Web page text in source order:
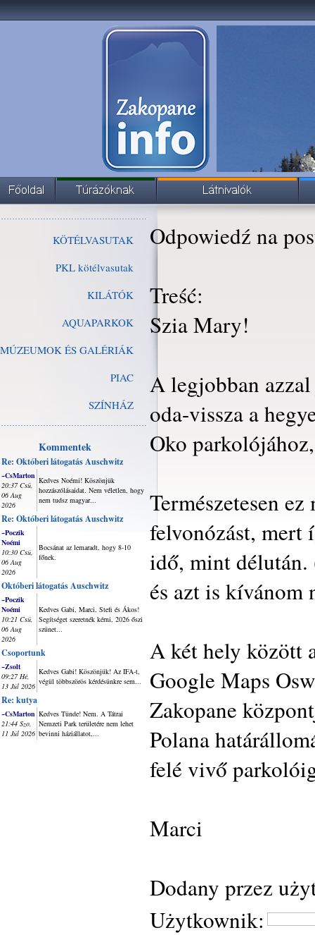
KÖTÉLVASUTAK
PKL kötélvasutak
KILÁTÓK
AQUAPARKOK
MÚZEUMOK ÉS GALÉRIÁK
PIAC
SZÍNHÁZ
Kommentek
Re: Októberi látogatás Auschwitz
~CsMarton
20:37 Csü,
06 Aug
2026
Kedves Noémi! Köszönjük
hozzászólásaidat. Nem véletlen, hogy
nem tudsz magyar...
Re: Októberi látogatás Auschwitz
~Poczik
Noémi
10:30 Csü,
06 Aug
2026
Bocsánat az lemaradt, hogy 8-10
főnek.
Októberi látogatás Auschwitz
~Poczik
Noémi
10:21 Csü,
06 Aug
2026
Kedves Gabi, Marci, Stefi és Ákos!
Segítséget szeretnék kérni, 2026 őszi
szünet...
Csoportunk
~Zsolt
09:27 Hé,
13 Júl 2026
Kedves Gabi! Köszönjük! Az IFA-t,
végül többszörös kérdésünkre sem...
Re: kutya
~CsMarton
21:44 Szo,
11 Júl 2026
Kedves Tünde! Nem. A Tátrai
Nemzeti Park területére nem lehet
bevinni háziállatot,...
Odpowiedź na
Treść:
Szia Mary!
A legjobban
oda-vissza a
Oko
Természetesen
felvonózást, mert
idő, mint délután.
és azt is kívánom
A két hely között
Google Maps
Zakopane
Polana
felé vivő
Marci
Dodany przez
Użytkownik: